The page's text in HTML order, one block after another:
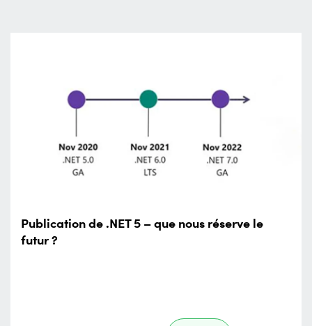
Publication de .NET 5 – que nous réserve le
futur ?